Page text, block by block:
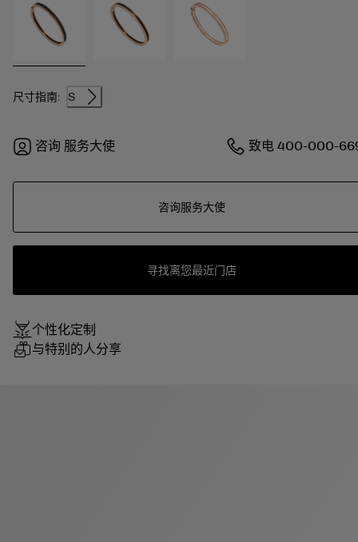
尺寸指南: S
咨询 服务大使 致电400-000-
咨询服务大使
寻找离您最近门店
个性化定制
与特别的人分享